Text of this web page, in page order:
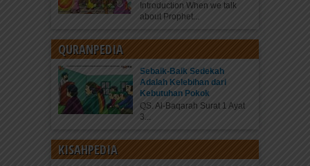
Introduction When we talk
about Prophet...
QURANPEDIA
Sebaik-Baik Sedekah
Adalah Kelebihan dari
Kebutuhan Pokok
QS. Al-Baqarah Surat 1 Ayat
3...
KISAHPEDIA